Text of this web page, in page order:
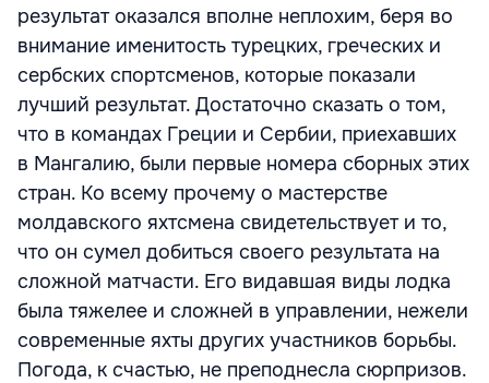
результат оказался вполне неплохим, беря во
внимание именитость турецких, греческих и
сербских спортсменов, которые показали
лучший результат. Достаточно сказать о том,
что в командах Греции и Сербии, приехавших
в Мангалию, были первые номера сборных этих
стран. Ко всему прочему о мастерстве
молдавского яхтсмена свидетельствует и то,
что он сумел добиться своего результата на
сложной матчасти. Его видавшая виды лодка
была тяжелее и сложней в управлении, нежели
современные яхты других участников борьбы.
Погода, к счастью, не преподнесла сюрпризов.